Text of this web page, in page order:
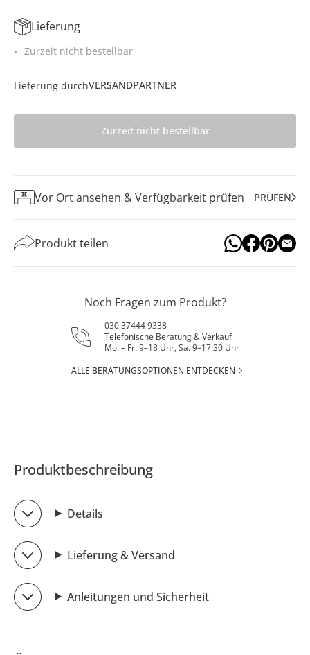
Lieferung
Zurzeit nicht bestellbar
Lieferung durchVERSANDPARTNER
Zurzeit nicht bestellbar
Vor Ort ansehen & Verfügbarkeit prüfen PRÜFEN
Produkt teilen
Noch Fragen zum Produkt?
030 37444 9338
Telefonische Beratung & Verkauf
Mo. – Fr. 9–18 Uhr, Sa. 9–17:30 Uhr
ALLE BERATUNGSOPTIONEN ENTDECKEN
Produktbeschreibung
Details
Lieferung & Versand
Anleitungen und Sicherheit